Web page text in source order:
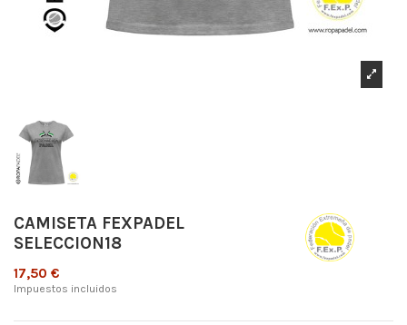
CAMISETA FEXPADEL
SELECCION18
17,50 €
Impuestos incluidos